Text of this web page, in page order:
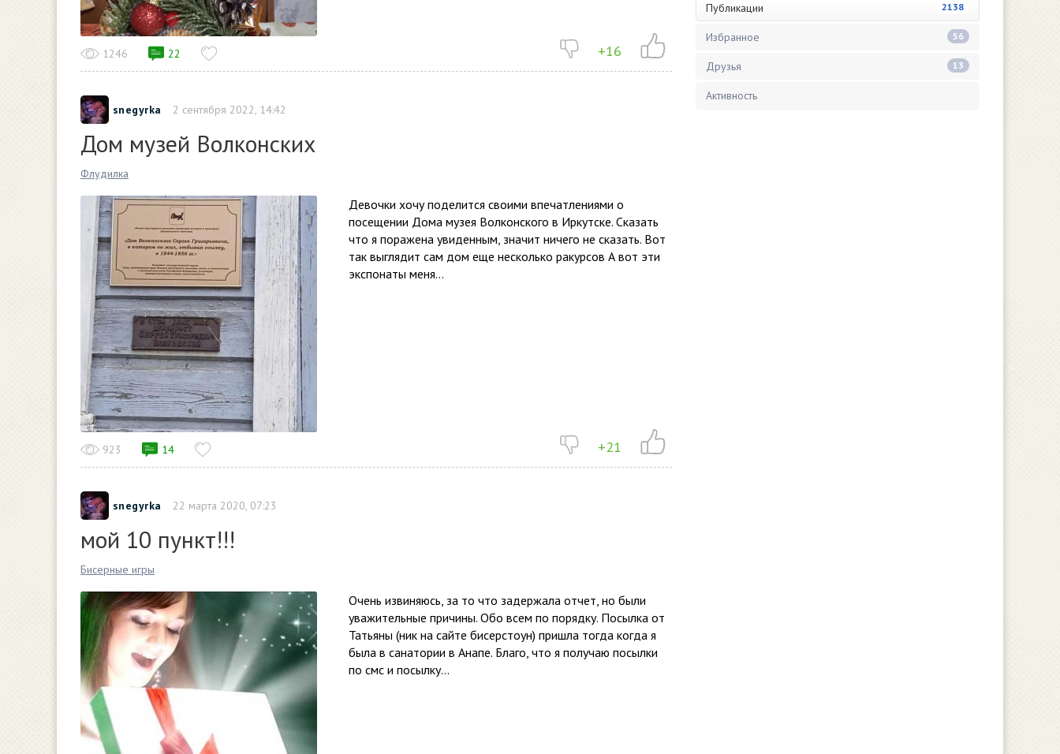
+16
1246 22
snegyrka 2 сентября 2022, 14:42
Дом музей Волконских
Флудилка
Девочки хочу поделится своими впечатлениями о
посещении Дома музея Волконского в Иркутске. Сказать
что я поражена увиденным, значит ничего не сказать. Вот
так выглядит сам дом еще несколько ракурсов А вот эти
экспонаты меня...
+21
923 14
snegyrka 22 марта 2020, 07:23
мой 10 пункт!!!
Бисерные игры
Очень извиняюсь, за то что задержала отчет, но были
уважительные причины. Обо всем по порядку. Посылка от
Татьяны (ник на сайте бисерстоун) пришла тогда когда я
была в санатории в Анапе. Благо, что я получаю посылки
по смс и посылку...
Публикации 2138
Избранное 56
Друзья 13
Активность